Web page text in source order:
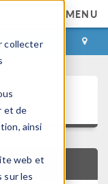
collecter
et de
ainsi
web et
sur les
MENU
CONTACT